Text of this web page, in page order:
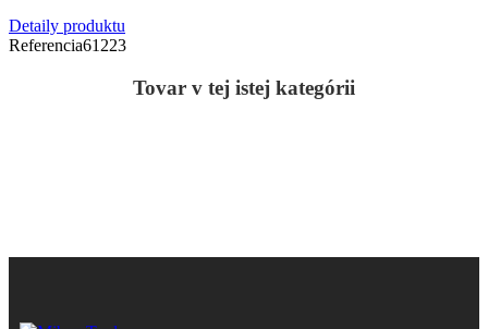
Detaily produktu
Referencia61223
Tovar v tej istej kategórii